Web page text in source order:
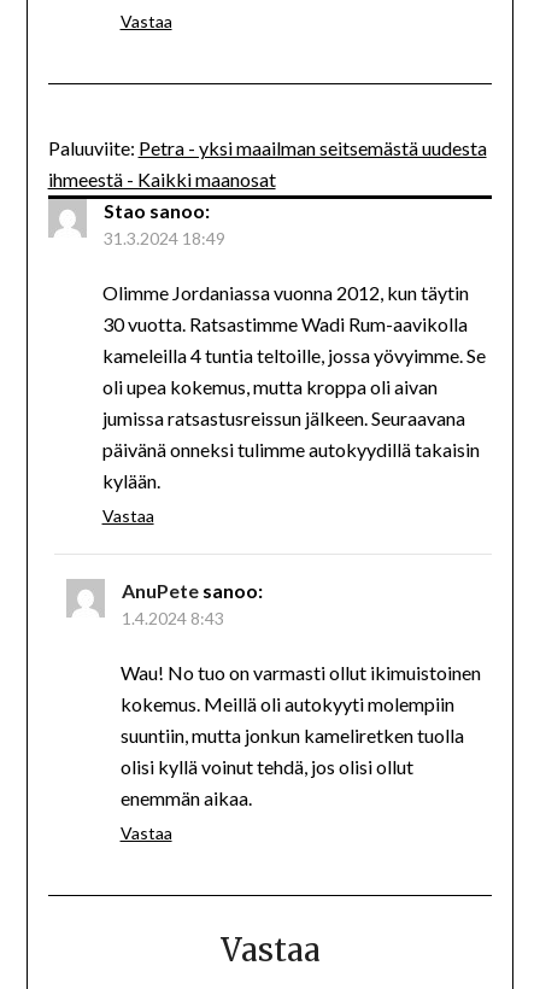
Vastaa
Paluuviite: Petra - yksi maailman seitsemästä uudesta
ihmeestä - Kaikki maanosat
Stao sanoo:
31.3.2024 18:49
Olimme Jordaniassa vuonna 2012, kun täytin
30 vuotta. Ratsastimme Wadi Rum-aavikolla
kameleilla 4 tuntia teltoille, jossa yövyimme. Se
oli upea kokemus, mutta kroppa oli aivan
jumissa ratsastusreissun jälkeen. Seuraavana
päivänä onneksi tulimme autokyydillä takaisin
kylään.
Vastaa
AnuPete sanoo:
1.4.2024 8:43
Wau! No tuo on varmasti ollut ikimuistoinen
kokemus. Meillä oli autokyyti molempiin
suuntiin, mutta jonkun kameliretken tuolla
olisi kyllä voinut tehdä, jos olisi ollut
enemmän aikaa.
Vastaa
Vastaa